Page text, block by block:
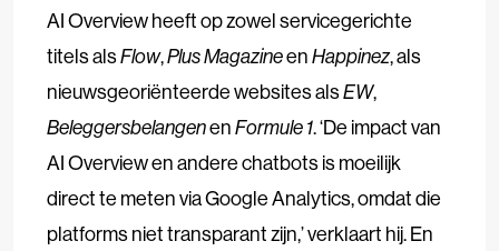
AI Overview heeft op zowel servicegerichte
titels alsFlow,Plus MagazineenHappinez, als
nieuwsgeoriënteerde websites alsEW,
BeleggersbelangenenFormule 1. ‘De impact van
AI Overview en andere chatbots is moeilijk
direct te meten via Google Analytics, omdat die
platforms niet transparant zijn,’ verklaart hij. En